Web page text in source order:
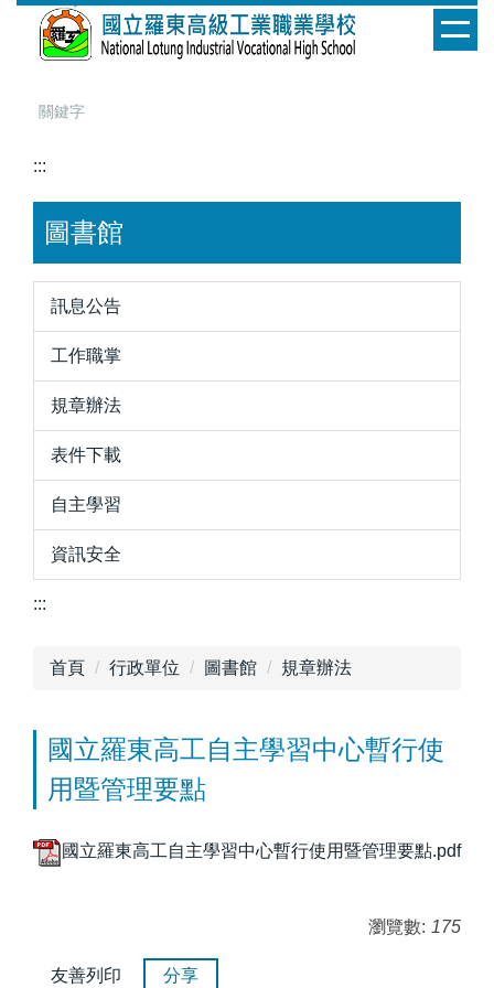
:::
圖書館
訊息公告
工作職掌
規章辦法
表件下載
自主學習
資訊安全
:::
首頁 行政單位 圖書館 規章辦法
國立羅東高工自主學習中心暫行使
用暨管理要點
國立羅東高工自主學習中心暫行使用暨管理要點.pdf
瀏覽數: 175
友善列印 分享